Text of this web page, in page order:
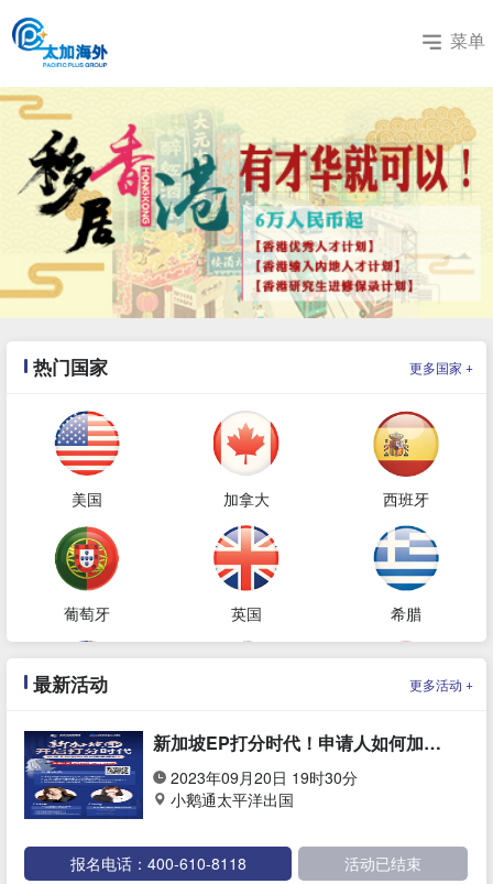
菜单
热门国家 更多国家+
美国 加拿大 西班牙
葡萄牙 英国 希腊
澳大利亚
新加坡 韩国 泰国
最新活动 更多活动+
新加坡EP打分时代！申请人如何加分&快速获批？
2023年09月20日 19时30分
小鹅通太平洋出国
报名电话：400-610-8118 活动已结束